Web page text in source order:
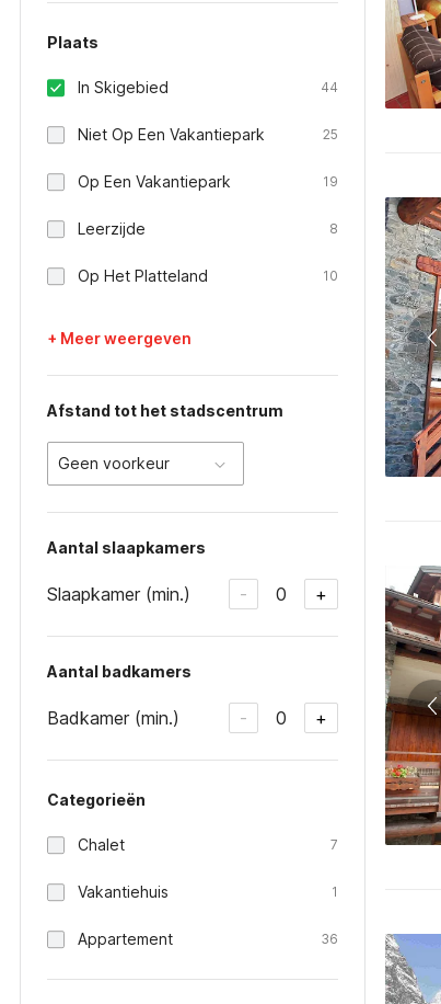
Plaats
In Skigebied 44
Niet Op Een Vakantiepark 25
Op Een Vakantiepark 19
Leerzijde 8
Op Het Platteland 10
+ Meer weergeven
Afstand tot het stadscentrum
Geen voorkeur
Aantal slaapkamers
Slaapkamer (min.) - 0 +
Aantal badkamers
Badkamer (min.) - 0 +
Categorieën
Chalet 7
Vakantiehuis 1
Appartement 36